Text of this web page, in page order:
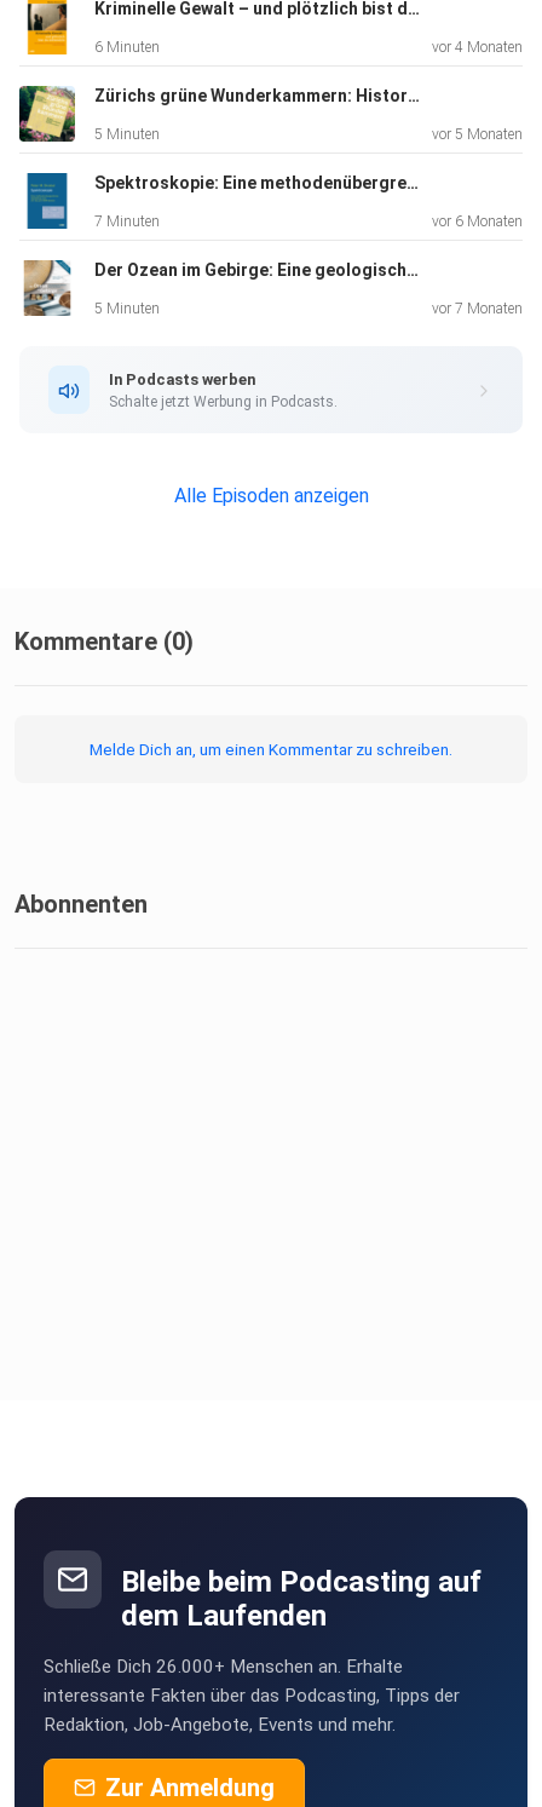
Der KI-Podcast gibt einen Einblick in das Buch. Alle Inhalte
von Verlag und Autoren autorisiert.
Verlag: https://vdf.ch/
Kriminelle Gewalt – und plötzlich bist du mittendrin: Eine Anleitung zu Prävention und Selbstschutz in Beruf und Alltag
6 Minuten vor 4 Monaten
Zürichs grüne Wunderkammern: Historische Gärten als Orte lebendiger Stadtgeschichte – 35 Jahre Gartendenkmalpflege in Zürich
5 Minuten vor 5 Monaten
Spektroskopie: Eine methodenübergreifende Darstellung vom UV- bis zum NMR-Bereich
7 Minuten vor 6 Monaten
Der Ozean im Gebirge: Eine geologische Zeitreise durch die Schweiz
5 Minuten vor 7 Monaten
In Podcasts werben
Schalte jetzt Werbung in Podcasts.
Alle Episoden anzeigen
Kommentare (0)
Melde Dich an, um einen Kommentar zu schreiben.
Abonnenten
Bleibe beim Podcasting auf
dem Laufenden
Schließe Dich 26.000+ Menschen an. Erhalte
interessante Fakten über das Podcasting, Tipps der
Redaktion, Job-Angebote, Events und mehr.
Zur Anmeldung